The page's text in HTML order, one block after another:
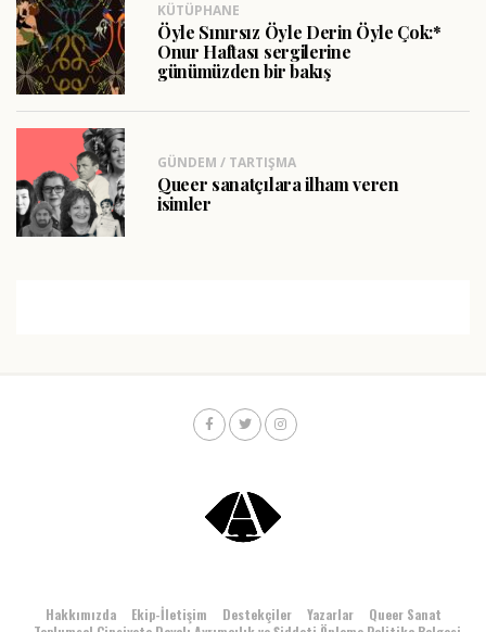
KÜTÜPHANE
Öyle Sınırsız Öyle Derin Öyle Çok:*
Onur Haftası sergilerine
günümüzden bir bakış
GÜNDEM / TARTIŞMA
Queer sanatçılara ilham veren
isimler
Hakkımızda Ekip-İletişim Destekçiler Yazarlar
Queer Sanat